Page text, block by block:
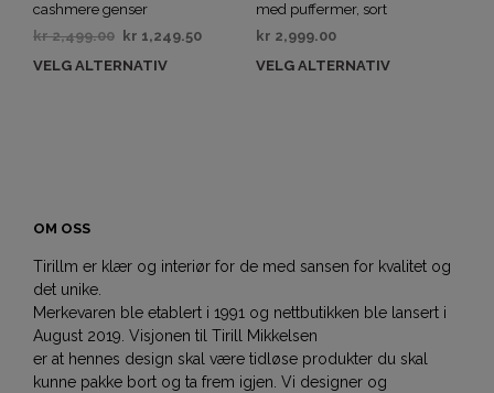
cashmere genser
kr2,499.00 kr 1,249.50
VELG ALTERNATIV
med puffermer, sort
kr 2,999.00
VELG ALTERNATIV
OM OSS
Tirillm er klær og interiør for de med sansen for kvalitet og
det unike.
Merkevaren ble etablert i 1991 og nettbutikken ble lansert i
August 2019. Visjonen til Tirill Mikkelsen
er at hennes design skal være tidløse produkter du skal
kunne pakke bort og ta frem igjen. Vi designer og